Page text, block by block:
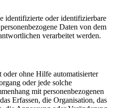
identifizierte oder identifizierbare
Daten von dem
verarbeitet werden.
oder ohne Hilfe automatisierter
oder jede solche
mit personenbezogenen
Erfassen, die Organisation, das